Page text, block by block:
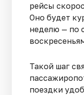
рейсы
Оно будет
неделю — по
Такой шаг
поездки